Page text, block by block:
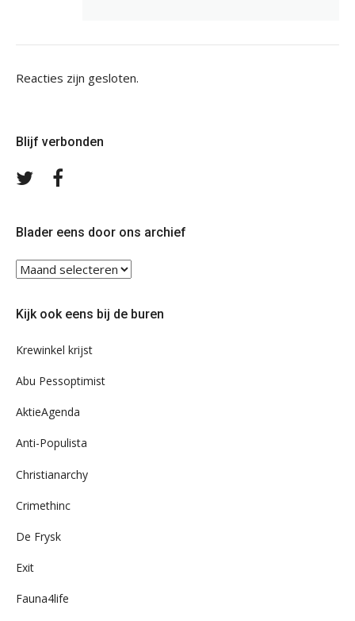
Reacties zijn gesloten.
Blijf verbonden
Volg
Blader eens door ons archief
Blader
eens
ons
Kijk ook eens bij de buren
Krewinkel krijst
Abu Pessoptimist
AktieAgenda
Anti-Populista
Christianarchy
Crimethinc
De Frysk
Exit
Fauna4life